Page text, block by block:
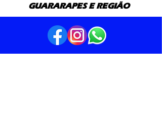
GUARARAPES E REGIÃO